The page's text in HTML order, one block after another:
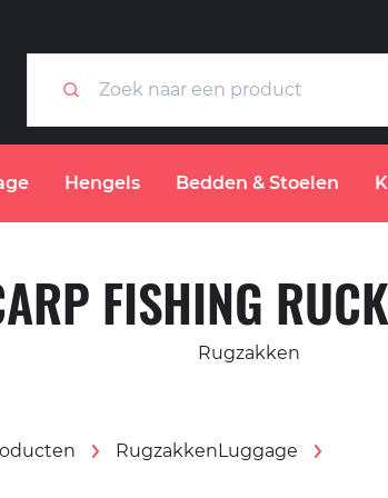
Hengels Bedden & Stoelen
FISHING
Rugzakken
RugzakkenLuggage